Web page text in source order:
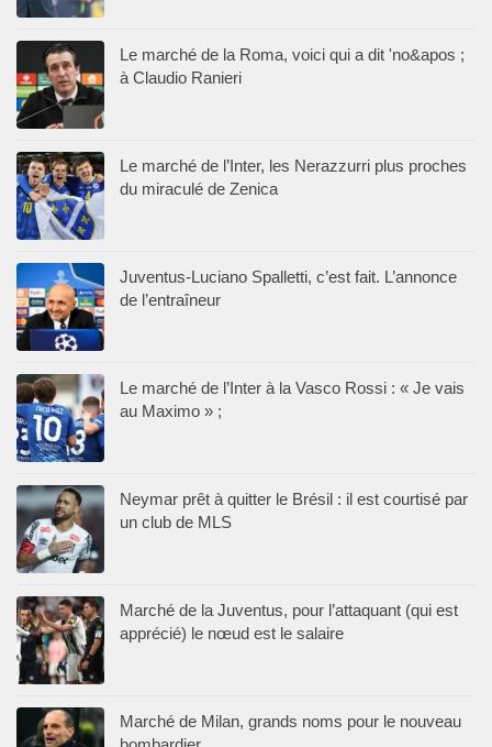
Le marché de la Roma, voici qui a dit 'no&apos ;
à Claudio Ranieri
Le marché de l’Inter, les Nerazzurri plus proches
du miraculé de Zenica
Juventus-Luciano Spalletti, c’est fait. L’annonce
de l’entraîneur
Le marché de l’Inter à la Vasco Rossi : « Je vais
au Maximo » ;
Neymar prêt à quitter le Brésil : il est courtisé par
un club de MLS
Marché de la Juventus, pour l’attaquant (qui est
apprécié) le nœud est le salaire
Marché de Milan, grands noms pour le nouveau